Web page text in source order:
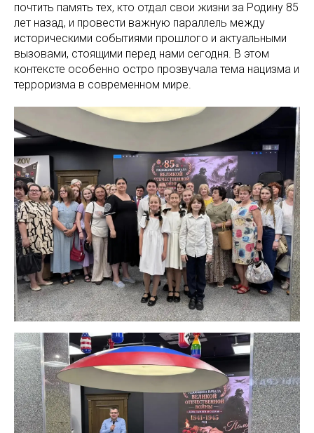
почтить память тех, кто отдал свои жизни за Родину 85
лет назад, и провести важную параллель между
историческими событиями прошлого и актуальными
вызовами, стоящими перед нами сегодня. В этом
контексте особенно остро прозвучала тема нацизма и
терроризма в современном мире.